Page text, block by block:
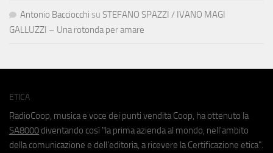
Antonio Bacciocchi su STEFANO SPAZZI / IVANO MAGI
GALLUZZI – Una rotonda per amare
ETICA
RadioCoop, musica e voce dei punti vendita Coop, ha ottenuto la
SA8000 diventando così "la prima azienda al mondo, nell'ambito
della comunicazione e dell'editoria, a ricevere la Certificazione etica".